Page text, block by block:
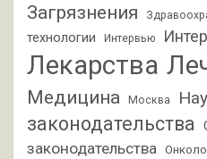
Загрязнения
технологии
Интервью
Лекарства
Медицина Москва
законодательства
законодательства